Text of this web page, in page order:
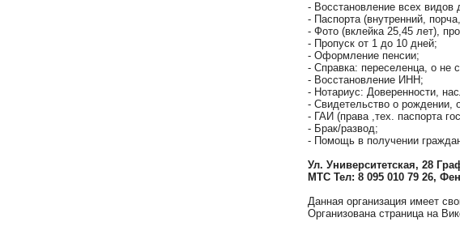
- Восстановление всех видов
- Паспорта (внутренний,
- Фото (вклейка 25,45 лет),
- Пропуск от 1 до 10 дней;
- Оформление пенсии;
- Справка: переселенца, о не
- Восстановление ИНН;
- Нотариус: Доверенности,
- Свидетельство о рождении,
- ГАИ (права ,тех. паспорта
- Брак/развод;
- Помощь в получении
Ул. Университетская, 28
МТС Тел: 8 095 010 79 26,
Данная организация имеет
Организована страница на